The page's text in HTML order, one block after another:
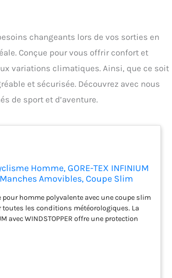
changeants lors de vos sorties en
Conçue pour vous offrir confort et
variations climatiques. Ainsi, que ce soit
et sécurisée. Découvrez avec nous
de sport et d’aventure.
Homme, GORE-TEX INFINIUM
Manches Amovibles, Coupe Slim
pour homme polyvalente avec une coupe slim
les conditions météorologiques. La
avec WINDSTOPPER offre une protection
changeantes en retirant ou en ajoutant
de manière optimale à différentes
POUR CHAQUE RANDONNÉE :
les longues randonnées avec des